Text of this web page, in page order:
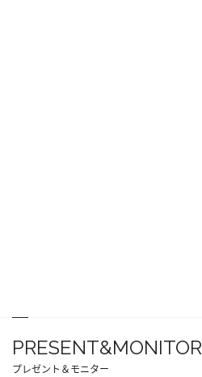
PRESENT&MONITOR
プレゼント＆モニター